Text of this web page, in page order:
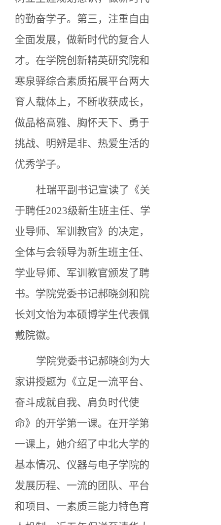
的勤奋学子。第三，注重自由
全面发展，做新时代的复合人
才。在学院创新精英研究院和
寒泉驿综合素质拓展平台两大
育人载体上，不断收获成长，
做品格高雅、胸怀天下、勇于
挑战、明辨是非、热爱生活的
优秀学子。
杜瑞平副书记宣读了《关
于聘任2023级新生班主任、学
业导师、军训教官》的决定，
全体与会领导为新生班主任、
学业导师、军训教官颁发了聘
书。学院党委书记郝晓剑和院
长刘文怡为本硕博学生代表佩
戴院徽。
学院党委书记郝晓剑为大
家讲授题为《立足一流平台、
奋斗成就自我、肩负时代使
命》的开学第一课。在开学第
一课上，她介绍了中北大学的
基本情况、仪器与电子学院的
发展历程、一流的团队、平台
和项目、一素质三能力特色育